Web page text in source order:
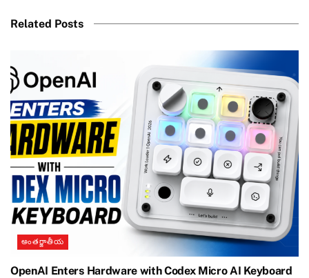
Related Posts
అంతర్జాతీయ
OpenAI Enters Hardware with Codex Micro AI Keyboard